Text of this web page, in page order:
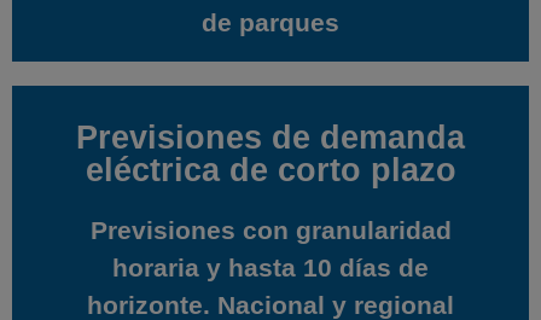
de parques
de parques
Previsiones de demanda
eléctrica de corto plazo
Previsiones con granularidad
horaria y hasta 10 días de
horizonte. Nacional y regional
Previsiones de demanda
eléctrica de corto plazo
Previsiones con granularidad
horaria y hasta 10 días de
horizonte. Nacional y regional